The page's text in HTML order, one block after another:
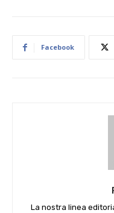
Facebook
La nostra linea